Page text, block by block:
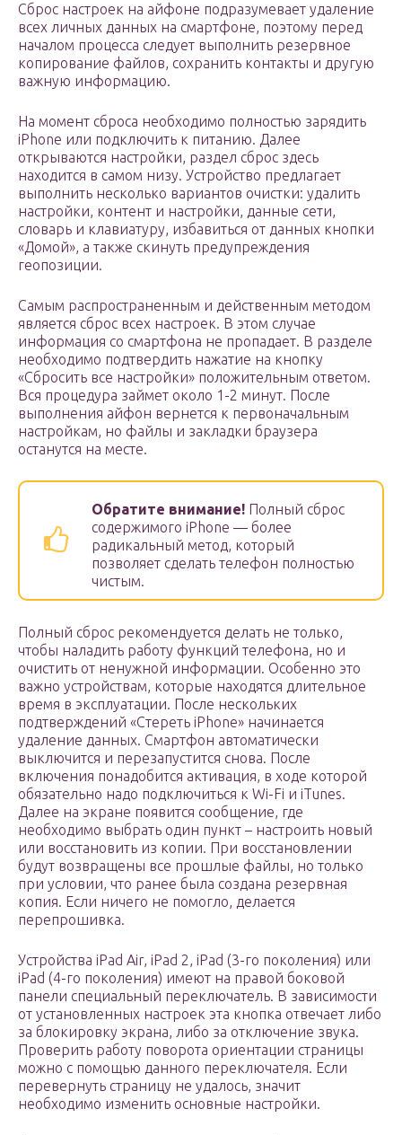
Сброс настроек на айфоне подразумевает удаление
всех личных данных на смартфоне, поэтому перед
началом процесса следует выполнить резервное
копирование файлов, сохранить контакты и другую
важную информацию.
На момент сброса необходимо полностью зарядить
iPhone или подключить к питанию. Далее
открываются настройки, раздел сброс здесь
находится в самом низу. Устройство предлагает
выполнить несколько вариантов очистки: удалить
настройки, контент и настройки, данные сети,
словарь и клавиатуру, избавиться от данных кнопки
«Домой», а также скинуть предупреждения
геопозиции.
Самым распространенным и действенным методом
является сброс всех настроек. В этом случае
информация со смартфона не пропадает. В разделе
необходимо подтвердить нажатие на кнопку
«Сбросить все настройки» положительным ответом.
Вся процедура займет около 1-2 минут. После
выполнения айфон вернется к первоначальным
настройкам, но файлы и закладки браузера
останутся на месте.
Обратите внимание! Полный сброс
содержимого iPhone — более
радикальный метод, который
позволяет сделать телефон полностью
чистым.
Полный сброс рекомендуется делать не только,
чтобы наладить работу функций телефона, но и
очистить от ненужной информации. Особенно это
важно устройствам, которые находятся длительное
время в эксплуатации. После нескольких
подтверждений «Стереть iPhone» начинается
удаление данных. Смартфон автоматически
выключится и перезапустится снова. После
включения понадобится активация, в ходе которой
обязательно надо подключиться к Wi-Fi и iTunes.
Далее на экране появится сообщение, где
необходимо выбрать один пункт – настроить новый
или восстановить из копии. При восстановлении
будут возвращены все прошлые файлы, но только
при условии, что ранее была создана резервная
копия. Если ничего не помогло, делается
перепрошивка.
Устройства iPad Air, iPad 2, iPad (3-го поколения) или
iPad (4-го поколения) имеют на правой боковой
панели специальный переключатель. В зависимости
от установленных настроек эта кнопка отвечает либо
за блокировку экрана, либо за отключение звука.
Проверить работу поворота ориентации страницы
можно с помощью данного переключателя. Если
перевернуть страницу не удалось, значит
необходимо изменить основные настройки.